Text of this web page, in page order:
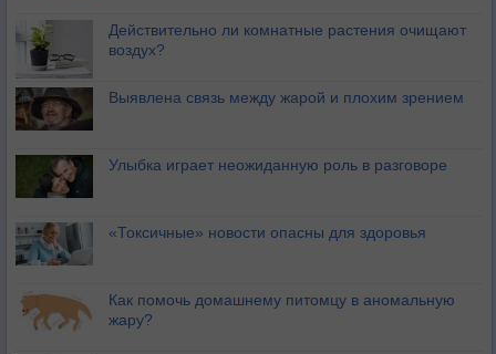
Действительно ли комнатные растения очищают
воздух?
Выявлена связь между жарой и плохим зрением
Улыбка играет неожиданную роль в разговоре
«Токсичные» новости опасны для здоровья
Как помочь домашнему питомцу в аномальную
жару?